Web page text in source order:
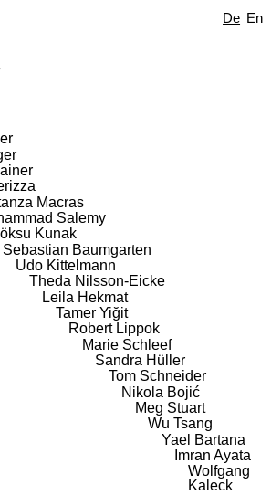
De En
Macras
Salemy
Kunak
Sebastian Baumgarten
Udo Kittelmann
Theda Nilsson-Eicke
Leila Hekmat
Tamer Yiğit
Robert Lippok
Marie Schleef
Sandra Hüller
Tom Schneider
Nikola Bojić
Meg Stuart
Wu Tsang
Yael Bartana
Imran Ayata
Wolfgang
Kaleck